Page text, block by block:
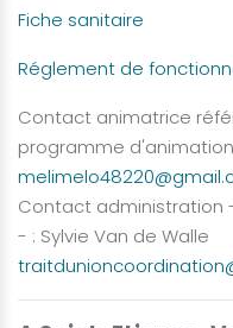
Fiche sanitaire
Réglement de
Contact animatrice
programme d'animation
Contact
- : Sylvie Van de Walle